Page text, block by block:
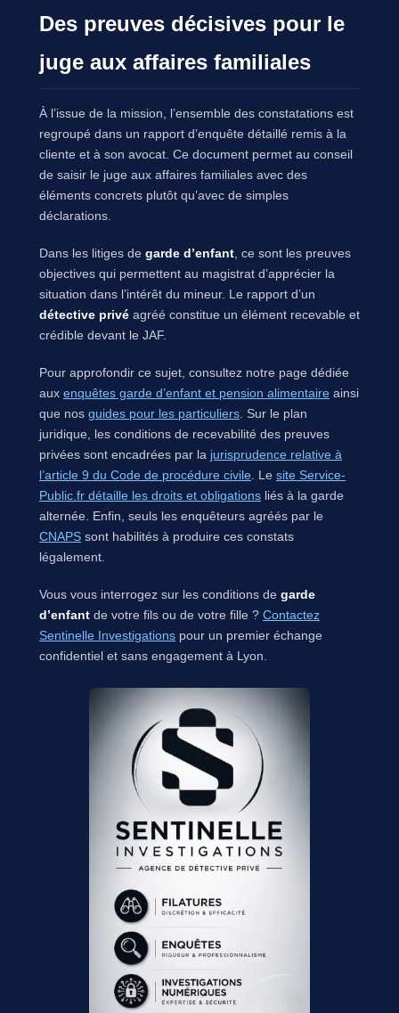
Des preuves décisives pour le
juge aux affaires familiales
À l’issue de la mission, l’ensemble des constatations est
regroupé dans un rapport d’enquête détaillé remis à la
cliente et à son avocat. Ce document permet au conseil
de saisir le juge aux affaires familiales avec des
éléments concrets plutôt qu’avec de simples
déclarations.
Dans les litiges de garde d’enfant , ce sont les preuves
objectives qui permettent au magistrat d’apprécier la
situation dans l’intérêt du mineur. Le rapport d’un
détective privé agréé constitue un élément recevable et
crédible devant le JAF.
Pour approfondir ce sujet, consultez notre page dédiée
aux enquêtes garde d’enfant et pension alimentaire ainsi
que nos guides pour les particuliers . Sur le plan
juridique, les conditions de recevabilité des preuves
privées sont encadrées par la jurisprudence relative à
l’article 9 du Code de procédure civile . Le site Service-
Public.fr détaille les droits et obligations liés à la garde
alternée. Enfin, seuls les enquêteurs agréés par le
CNAPS sont habilités à produire ces constats
légalement.
Vous vous interrogez sur les conditions de garde
d’enfant de votre fils ou de votre fille ? Contactez
Sentinelle Investigations pour un premier échange
confidentiel et sans engagement à Lyon.